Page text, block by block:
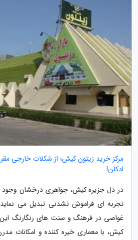
مرکز خرید زیتون کیش؛ از شکلات خارجی
ادکلن!
در دل جزیره کیش، جواهری درخشان وجود
تجربه ای فراموش نشدنی تبدیل می
غواصی در فرهنگ و سنت های رنگارنگ این
کیش، با معماری خیره کننده و امکانات